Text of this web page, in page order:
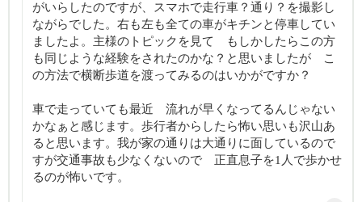
がいらしたのですが、スマホで走行車？通り？を撮影し
ながらでした。右も左も全ての車がキチンと停車してい
ましたよ。主様のトピックを見て もしかしたらこの方
も同じような経験をされたのかな？と思いましたが こ
の方法で横断歩道を渡ってみるのはいかがですか？
車で走っていても最近 流れが早くなってるんじゃない
かなぁと感じます。歩行者からしたら怖い思いも沢山あ
ると思います。我が家の通りは大通りに面しているので
すが交通事故も少なくないので 正直息子を1人で歩かせ
るのが怖いです。